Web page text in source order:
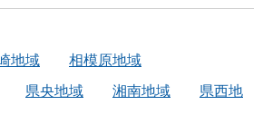
地域 相模原地域
県央地域 湘南地域
県西地